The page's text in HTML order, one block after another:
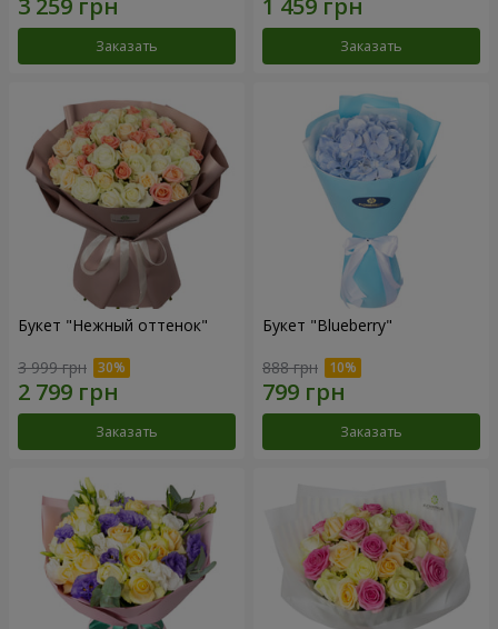
Заказать Заказать
Букет "Нежный оттенок"
3 999 грн
Заказать
Букет "Blueberry"
888 грн
Заказать